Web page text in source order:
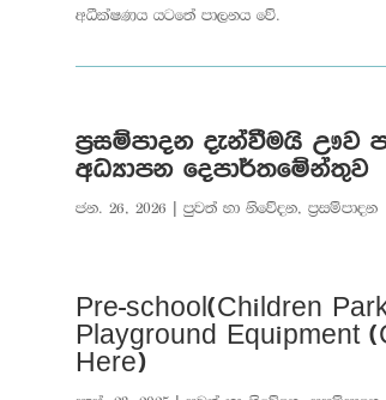
අධීක්ෂණය යටතේ පාලනය වේ.
ප්‍රසම්පාදන දැන්වීමයි ඌව
අධ්‍යාපන දෙපාර්තමේන්තුව
ජන. 26, 2026 පුවත් හා නිවේදන, ප්‍රසම්පාදන
Pre-school(Children
Playground Equipment
Here)